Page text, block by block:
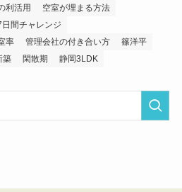
利活用
空室が埋まる方法
間チャレンジ
率 管理会社の付き合い方
篠洋平
築 閑散期 静岡3LDK